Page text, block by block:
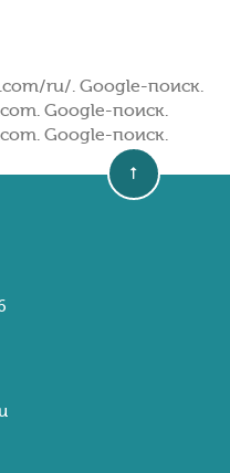
ru/. Google-поиск.
Google-поиск.
Google-поиск.